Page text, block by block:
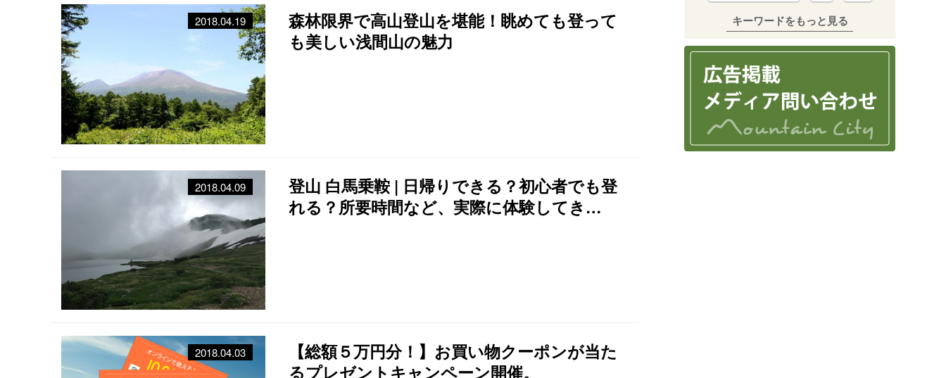
森林限界で高山登山を堪能！眺めても登って
も美しい浅間山の魅力
2018.04.19
登山 白馬乗鞍 | 日帰りできる？初心者でも登
れる？所要時間など、実際に体験してきま
2018.04.09
【総額５万円分！】お買い物クーポンが当た
るプレゼントキャンペーン開催。
2018.04.03
キーワードをもっと見る